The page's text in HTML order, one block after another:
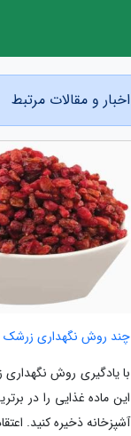
اخبار و مقالات مرتبط
چند روش نگهداری زرشک
با یادگیری روش
این ماده غذایی را در
آشپزخانه ذخیره کنید.